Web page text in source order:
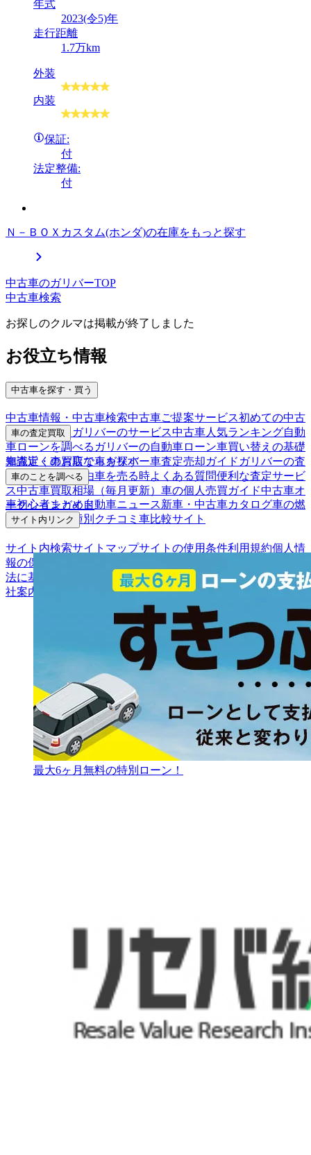
年式
2023(令5)年
走行距離
1.7万km
外装
内装
保証:
付
法定整備:
付
Ｎ－ＢＯＸカスタム(ホンダ)の在庫をもっと探す
中古車のガリバーTOP
中古車検索
お探しのクルマは掲載が終了しました
お役立ち情報
中古車を探す・買う
中古車情報・中古車検索中古車ご提案サービス初めての中古
車購入ガイド
ガリバーのサービス中古車人気ランキング自動
車ローンを調べる ガリバーの自動車ローン車買い替えの基礎
知識近くのお店で車を探す
車の査定買取
車査定・車買取ならガリバー車査定売却ガイド ガリバーの査
定が選ばれる理由車を売る時よくある質問便利な査定サービ
ス中古車買取相場（毎月更新） 車の個人売買ガイド中古車オ
ークションガイド
車のことを調べる
車初心者まとめ自動車ニュース新車・中古車カタログ車の燃
費を調べる車種別クチコミ 車比較サイト
サイト内リンク
サイト内検索サイトマップサイトの使用条件利用規約個人情
報の保護について
法に基づく表示
アフィリエイトパートナー募集お客様の声会
社案内
最大6ヶ月無料の特別ローン！